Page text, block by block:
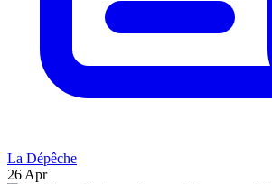
La Dépêche
26 Apr